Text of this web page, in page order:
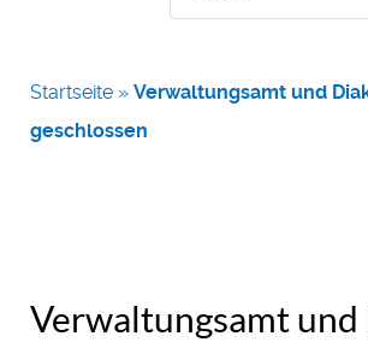
Startseite » Verwaltungsamt und
geschlossen
Verwaltungsamt